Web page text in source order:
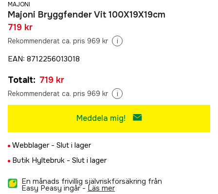
MAJONI
Majoni Bryggfender Vit 100X19X19cm
719 kr
Rekommenderat ca. pris 969 kr i
EAN: 8712256013018
Totalt: 719 kr
Rekommenderat ca. pris 969 kr i
Meddela mig!
Webblager - Slut i lager
Butik Hyltebruk - Slut i lager
En månads frivillig självriskförsäkring från
Easy Peasy ingår - läs mer